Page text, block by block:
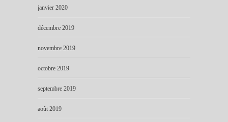
janvier 2020
décembre 2019
novembre 2019
octobre 2019
septembre 2019
août 2019